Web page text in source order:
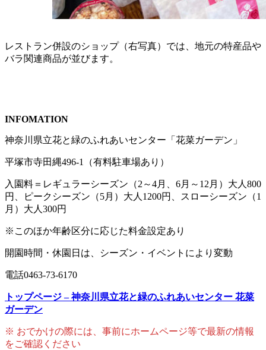
レストラン併設のショップ（右写真）では、地元の特産品や
バラ関連商品が並びます。
INFOMATION
神奈川県立花と緑のふれあいセンター「花菜ガーデン」
平塚市寺田縄496-1（有料駐車場あり）
入園料＝レギュラーシーズン（2～4月、6月～12月）大人800
円、ピークシーズン（5月）大人1200円、スローシーズン（1
月）大人300円
※このほか年齢区分に応じた料金設定あり
開園時間・休園日は、シーズン・イベントにより変動
電話0463-73-6170
トップページ – 神奈川県立花と緑のふれあいセンター 花菜
ガーデン
※ おでかけの際には、事前にホームページ等で最新の情報
をご確認ください